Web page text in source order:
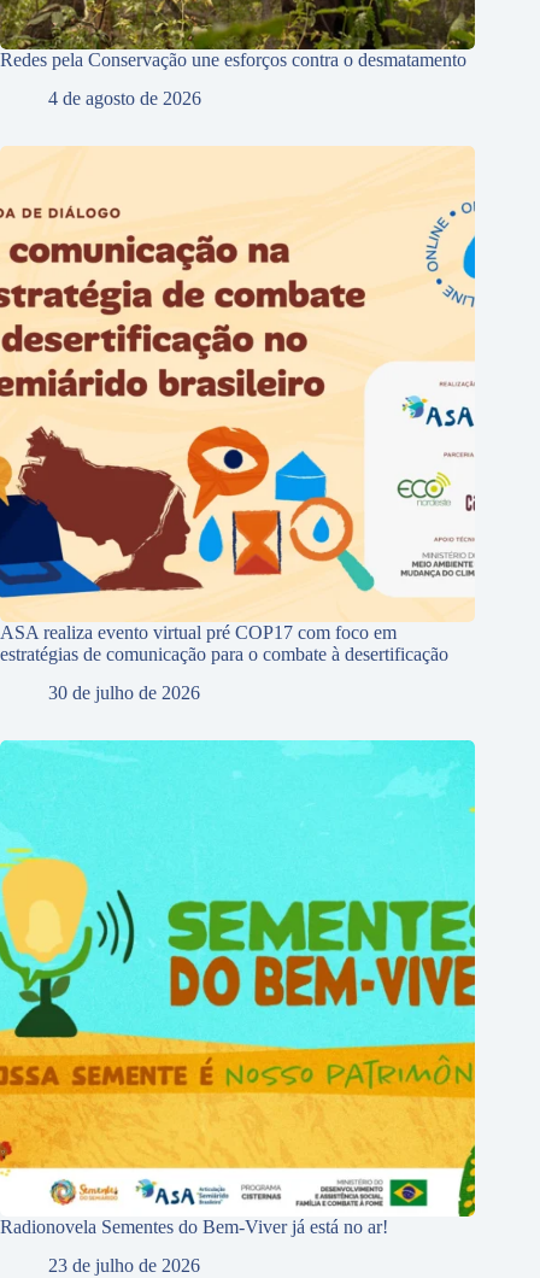
Redes pela Conservação une esforços contra o desmatamento
4 de agosto de 2026
ASA realiza evento virtual pré COP17 com foco em
estratégias de comunicação para o combate à desertificação
30 de julho de 2026
Radionovela Sementes do Bem-Viver já está no ar!
23 de julho de 2026